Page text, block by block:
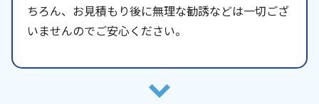
ちろん、お見積もり後に無理な勧誘などは一切ござ
いませんのでご安心ください。